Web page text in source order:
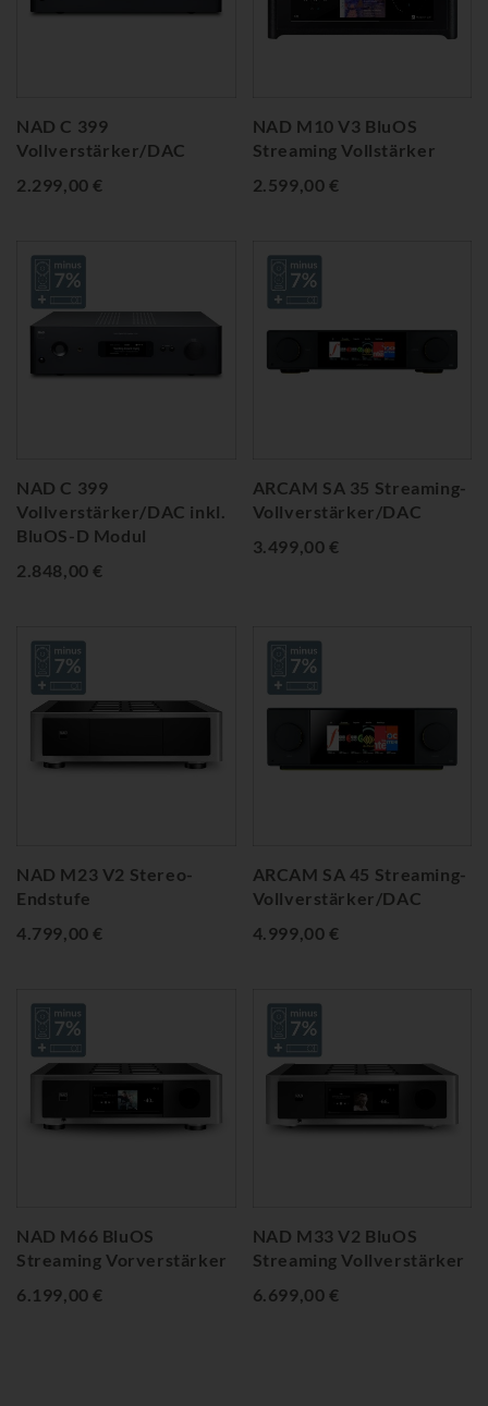
NAD C 399
Vollverstärker/DAC
2.299,00 €
NAD M10 V3 BluOS
Streaming Vollstärker
2.599,00 €
NAD C 399
Vollverstärker/DAC inkl.
BluOS-D Modul
2.848,00 €
ARCAM SA 35 Streaming-
Vollverstärker/DAC
3.499,00 €
NAD M23 V2 Stereo-
Endstufe
4.799,00 €
ARCAM SA 45 Streaming-
Vollverstärker/DAC
4.999,00 €
NAD M66 BluOS
Streaming Vorverstärker
6.199,00 €
NAD M33 V2 BluOS
Streaming Vollverstärker
6.699,00 €